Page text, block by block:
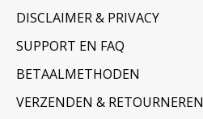
DISCLAIMER & PRIVACY
SUPPORT EN FAQ
BETAALMETHODEN
VERZENDEN & RETOURNEREN